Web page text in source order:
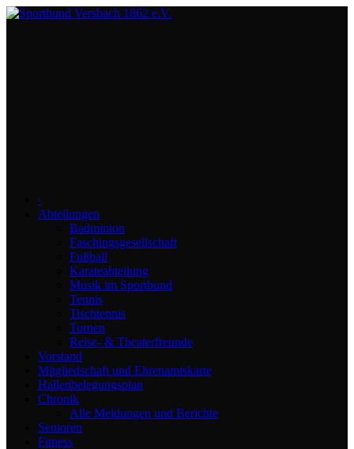
∙
Abteilungen
Badminton
Faschingsgesellschaft
Fußball
Karateabteilung
Musik im Sportbund
Tennis
Tischtennis
Turnen
Reise- & Theaterfreunde
Vorstand
Mitgliedschaft und Ehrenamtskarte
Hallenbelegungsplan
Chronik
Alle Meldungen und Berichte
Senioren
Fitness